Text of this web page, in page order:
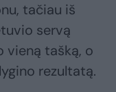
tačiau iš
servą
vieną tašką, o
rezultatą.